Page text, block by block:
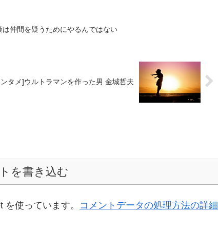
仲間を疑うためにやるんではない
タメ]ウルトラマンを作った男 金城哲夫
を書き込む
使っています。 コメントデータの処理方法の詳細